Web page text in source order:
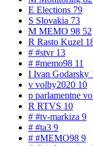
E Elections 79
S Slovakia 73
M MEMO 98 52
R Rasto Kuzel
# #stvr 13
# #memo98 11
I Ivan Godarsky
v volby2020 10
p parlamentne
R RTVS 10
# #tv-markiza 9
# #ta3 9
# #MEMO98 9